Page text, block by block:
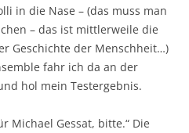
in die Nase – (das muss man
– das ist mittlerweile die
Geschichte der Menschheit…)
fahr ich da an der
hol mein Testergebnis.
Michael Gessat, bitte.“ Die